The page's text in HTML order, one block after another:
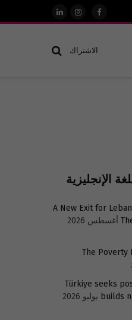
فيسبوكالانستغرام
لينكدإن
الاشتراك
الإنجليزية
A New Exit for
The Poverty
Türkiye seeks
builds